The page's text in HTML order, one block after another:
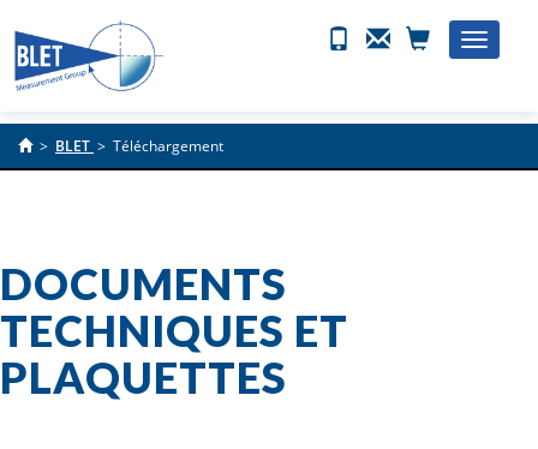
Toggle
> BLET > Téléchargement
DOCUMENTS
TECHNIQUES ET
PLAQUETTES